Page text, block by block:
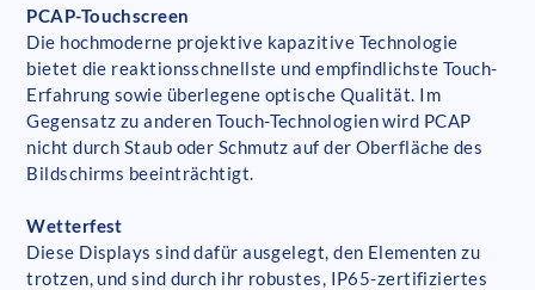
PCAP-Touchscreen
Die hochmoderne projektive kapazitive Technologie
bietet die reaktionsschnellste und empfindlichste Touch-
Erfahrung sowie überlegene optische Qualität. Im
Gegensatz zu anderen Touch-Technologien wird PCAP
nicht durch Staub oder Schmutz auf der Oberfläche des
Bildschirms beeinträchtigt.
Wetterfest
Diese Displays sind dafür ausgelegt, den Elementen zu
trotzen, und sind durch ihr robustes, IP65-zertifiziertes